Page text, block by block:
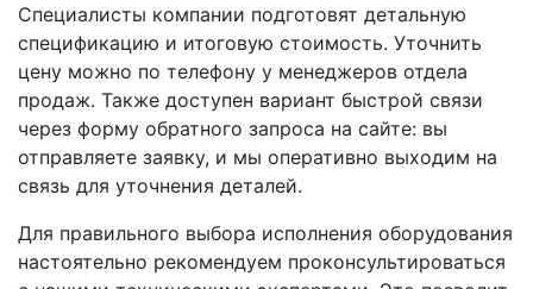
Специалисты компании подготовят детальную
спецификацию и итоговую стоимость. Уточнить
цену можно по телефону у менеджеров отдела
продаж. Также доступен вариант быстрой связи
через форму обратного запроса на сайте: вы
отправляете заявку, и мы оперативно выходим на
связь для уточнения деталей.
Для правильного выбора исполнения оборудования
настоятельно рекомендуем проконсультироваться